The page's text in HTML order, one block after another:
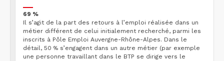
69 %
Il s’agit de la part des retours à l’emploi réalisée dans un
métier différent de celui initialement recherché, parmi les
inscrits à Pôle Emploi Auvergne-Rhône-Alpes. Dans le
détail, 50 % s’engagent dans un autre métier (par exemple
une personne travaillant dans le BTP se dirige vers le